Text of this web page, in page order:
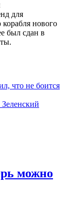
для
нового
был сдан в
что не боится
можно